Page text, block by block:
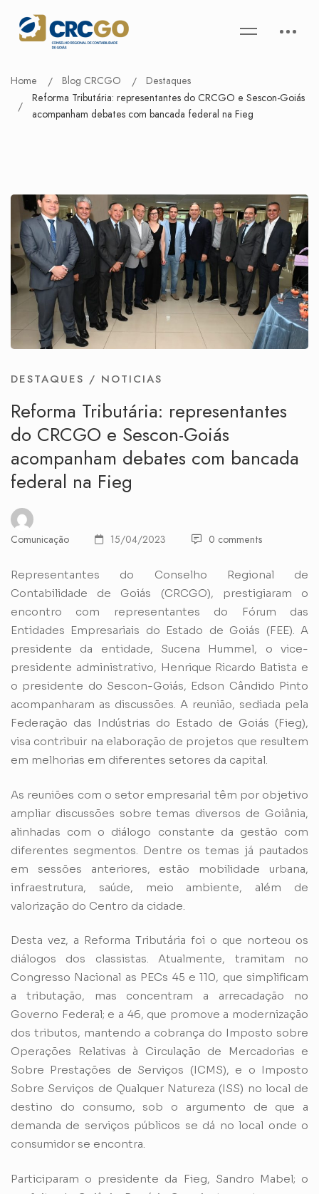
Home Blog CRCGO
Destaques
Reforma Tributária: representantes do CRCGO e Sescon-Goiás
acompanham debates com bancada federal na Fieg
DESTAQUES / NOTICIAS
Reforma Tributária: representantes
do CRCGO e Sescon-Goiás
acompanham debates com bancada
federal na Fieg
Comunicação 15/04/2023 0 comments
Representantes do Conselho Regional de
Contabilidade de Goiás (CRCGO), prestigiaram o
encontro com representantes do Fórum das
Entidades Empresariais do Estado de Goiás (FEE). A
presidente da entidade, Sucena Hummel, o vice-
presidente administrativo, Henrique Ricardo Batista e
o presidente do Sescon-Goiás, Edson Cândido Pinto
acompanharam as discussões. A reunião, sediada pela
Federação das Indústrias do Estado de Goiás (Fieg),
visa contribuir na elaboração de projetos que resultem
em melhorias em diferentes setores da capital.
As reuniões com o setor empresarial têm por objetivo
ampliar discussões sobre temas diversos de Goiânia,
alinhadas com o diálogo constante da gestão com
diferentes segmentos. Dentre os temas já pautados
em sessões anteriores, estão mobilidade urbana,
infraestrutura, saúde, meio ambiente, além de
valorização do Centro da cidade.
Desta vez, a Reforma Tributária foi o que norteou os
diálogos dos classistas. Atualmente, tramitam no
Congresso Nacional as PECs 45 e 110, que simplificam
a tributação, mas concentram a arrecadação no
Governo Federal; e a 46, que promove a modernização
dos tributos, mantendo a cobrança do Imposto sobre
Operações Relativas à Circulação de Mercadorias e
Sobre Prestações de Serviços (ICMS), e o Imposto
Sobre Serviços de Qualquer Natureza (ISS) no local de
destino do consumo, sob o argumento de que a
demanda de serviços públicos se dá no local onde o
consumidor se encontra.
Participaram o presidente da Fieg, Sandro Mabel; o